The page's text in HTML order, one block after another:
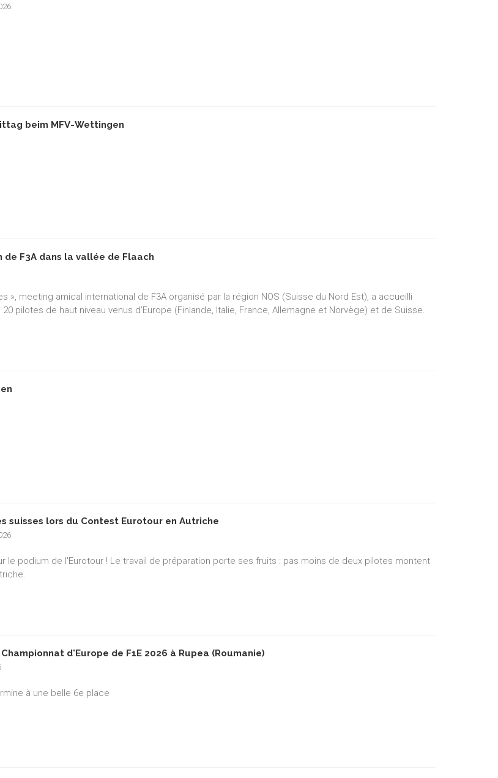
beim MFV-Wettingen
F3A dans la vallée de Flaach
», meeting amical international de F3A organisé par la région NOS (Suisse du Nord Est), a accueilli
pilotes de haut niveau venus d'Europe (Finlande, Italie, France, Allemagne et Norvège) et de Suisse.
suisses lors du Contest Eurotour en Autriche
le podium de l'Eurotour ! Le travail de préparation porte ses fruits : pas moins de deux pilotes montent
d'Europe de F1E 2026 à Rupea (Roumanie)
à une belle 6e place